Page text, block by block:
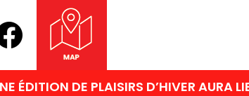
ÉDITION DE PLAISIRS D’HIVER AURA